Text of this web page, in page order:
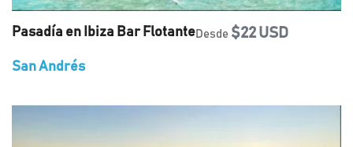
Pasadía en Ibiza Bar FlotanteDesde $22 USD
San Andrés